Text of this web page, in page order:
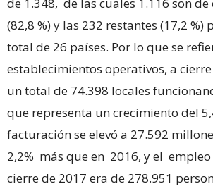
de 1.348, de las cuales 1.116 son
(82,8 %) y las 232 restantes (17,2 %)
total de 26 países. Por lo que se
establecimientos operativos, a
un total de 74.398 locales
que representa un crecimiento del
facturación se elevó a 27.592
2,2% más que en 2016, y el
cierre de 2017 era de 278.951